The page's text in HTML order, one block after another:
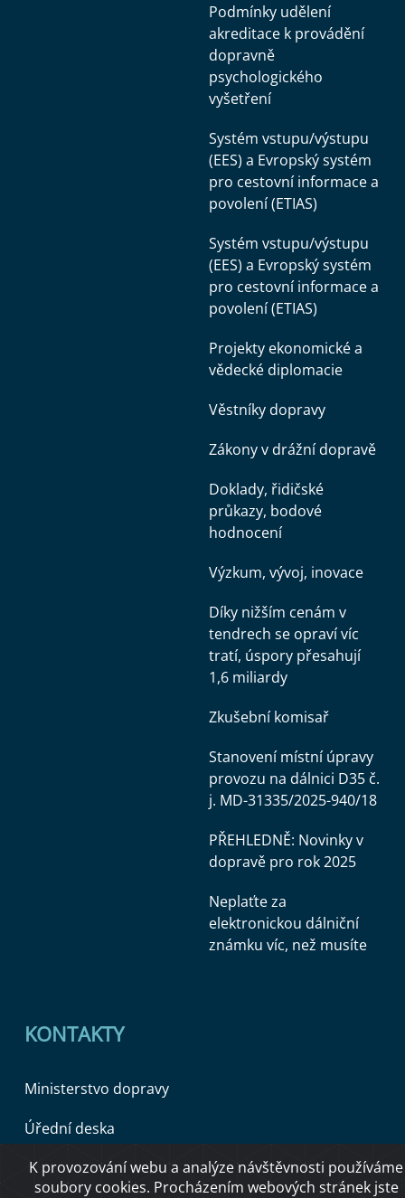
Podmínky udělení
akreditace k provádění
dopravně
psychologického
vyšetření
Systém vstupu/výstupu
(EES) a Evropský systém
pro cestovní informace a
povolení (ETIAS)
Systém vstupu/výstupu
(EES) a Evropský systém
pro cestovní informace a
povolení (ETIAS)
Projekty ekonomické a
vědecké diplomacie
Věstníky dopravy
Zákony v drážní dopravě
Doklady, řidičské
průkazy, bodové
hodnocení
Výzkum, vývoj, inovace
Díky nižším cenám v
tendrech se opraví víc
tratí, úspory přesahují
1,6 miliardy
Zkušební komisař
Stanovení místní úpravy
provozu na dálnici D35 č.
j. MD-31335/2025-940/18
PŘEHLEDNĚ: Novinky v
dopravě pro rok 2025
Neplaťte za
elektronickou dálniční
známku víc, než musíte
KONTAKTY
Ministerstvo dopravy
Úřední deska
K provozování webu a analýze návštěvnosti používáme
soubory cookies. Procházením webových stránek jste